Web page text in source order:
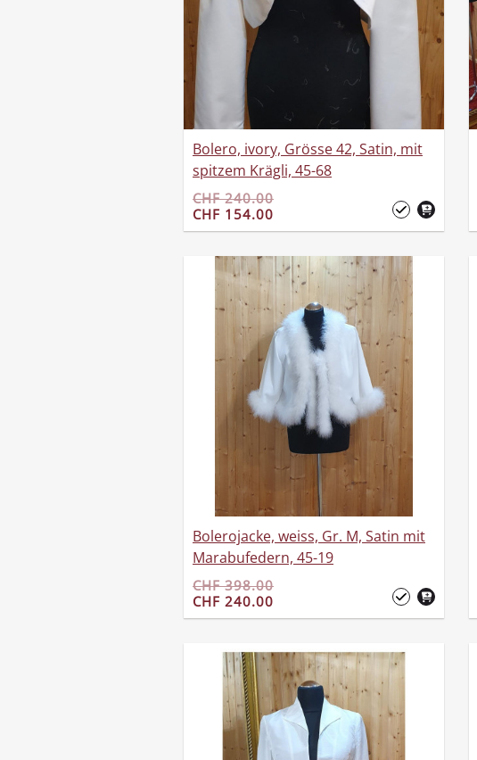
Bolero, ivory, Grösse 42, Satin, mit
spitzem Krägli, 45-68
CHF 240.00
CHF 154.00
Bolerojacke, weiss, Gr. M, Satin mit
Marabufedern, 45-19
CHF 398.00
CHF 240.00